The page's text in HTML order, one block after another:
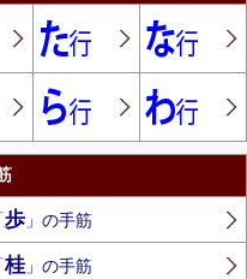
歩」の手筋
桂」の手筋